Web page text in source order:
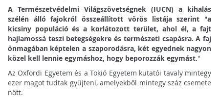
A Természetvédelmi Világszövetségnek (IUCN) a kihalás
szélén álló fajokról összeállított vörös listája szerint "a
kicsiny populáció és a korlátozott terület, ahol él, a fajt
hajlamossá teszi betegségekre és természeti csapásra.A faj
önmagában képtelen a szaporodásra, két egyednek nagyon
közel kell lennie egymáshoz, hogy beporozzák egymást."
Az Oxfordi Egyetem és a Tokió Egyetem kutatói tavaly mintegy
ezer magot tudtak gyűjteni, amelyekből mintegy száz csemete
nőtt.